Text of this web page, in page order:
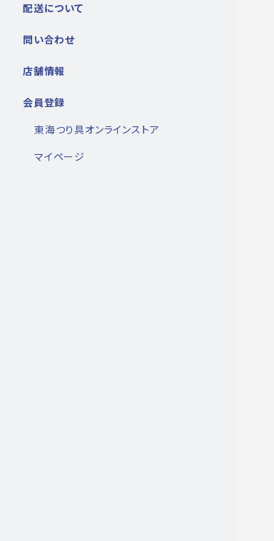
配送について
問い合わせ
店舗情報
会員登録
東海つり具オンラインストア
マイページ